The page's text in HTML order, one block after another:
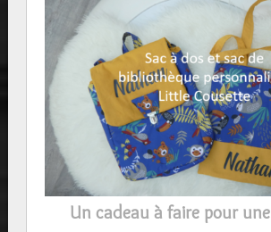
Un cadeau à faire pour une